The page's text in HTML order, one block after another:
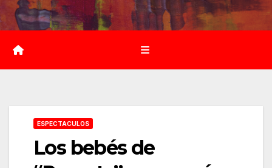
Saltar
al
contenido
ESPECTACULOS
Los bebés de